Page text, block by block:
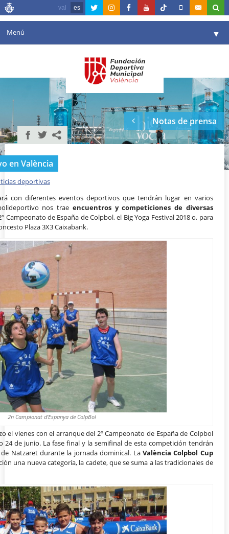
val es
Menú ▼
Agenda
Instalaciones ▼
Comunicación ▼
Valencia en deporte
Portal de Transparencia
Notas de prensa
en València
deportivas
con diferentes eventos deportivos que tendrán lugar en varios
nos trae encuentros y competiciones de diversas
Campeonato de España de Colpbol, el Big Yoga Festival 2018 o, para
Plaza 3X3 Caixabank.
2n Campionat d’Espanya de ColpBol
el vienes con el arranque del 2º Campeonato de España de Colpbol
24 de junio. La fase final y la semifinal de esta competición tendrán
Natzaret durante la jornada dominical. La València Colpbol Cup
una nueva categoría, la cadete, que se suma a las tradicionales de